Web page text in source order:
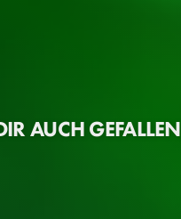
AUCH GEFALLEN